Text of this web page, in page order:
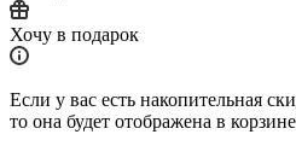
Хочу в подарок
Если у вас есть накопительная
то она будет отображена в